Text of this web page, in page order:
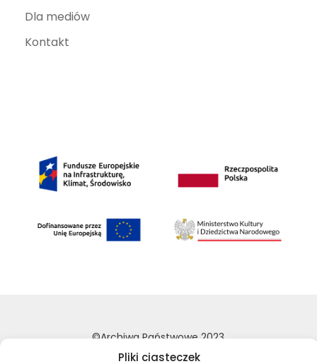
Pliki ciasteczek
Dla mediów
Kontakt
©Archiwa Państwowe 2023
Wykonanie:nFinity.pl